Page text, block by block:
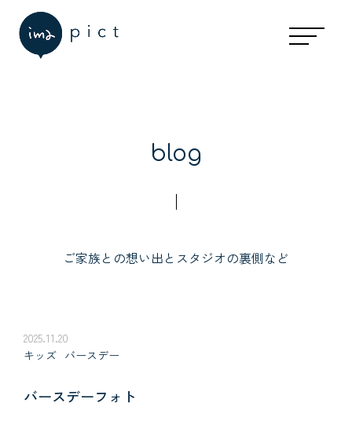
blog
ご家族との想い出とスタジオの裏側など
2025.11.20
キッズ バースデー
バースデーフォト